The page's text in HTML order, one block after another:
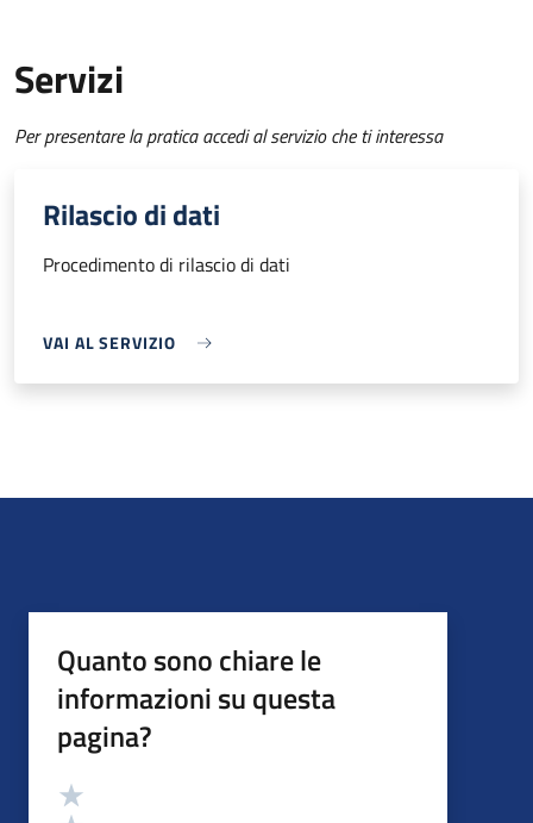
Servizi
Per presentare la pratica accedi al servizio che ti interessa
Rilascio di dati
Procedimento di rilascio di dati
VAI AL SERVIZIO
Quanto sono chiare le
informazioni su questa
pagina?
Valutazione